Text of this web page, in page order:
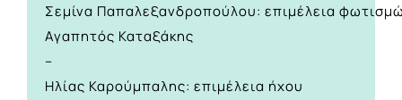
Σεμίνα Παπαλεξανδροπούλου: επιμέλεια
Αγαπητός Καταξάκης
–
Ηλίας Καρούμπαλης: επιμέλεια ήχου